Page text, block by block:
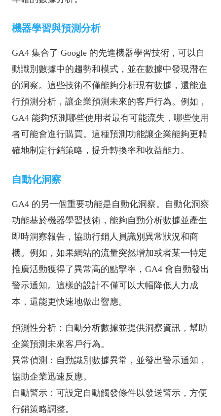
機器學習與預測分析
GA4 集合了 Google 的先進機器學習技術，可以自
動識別數據中的趨勢和模式，並在數據中發現潛在
的洞察。這些技術不僅能夠分析現有數據，還能進
行預測分析，讓企業預測未來的客戶行為。例如，
GA4 能夠預測哪些使用者最有可能流失，哪些使用
者可能會進行購買。這種預測功能讓企業能夠更精
確地制定行銷策略，提升轉換率和收益能力。
自動化洞察
GA4 的另一個重要功能是自動化洞察。自動化洞察
功能基於機器學習技術，能夠自動分析數據並產生
即時洞察報告，協助行銷人員識別異常狀況和商
機。例如，如果網站的流量突然增加或者某一特定
推廣活動獲得了異常高的點擊率，GA4 會自動發出
警示通知。這樣的設計不僅可以大幅降低人力成
本，還能更快速地做出響應。
預測性分析：自動分析數據並提供洞察資訊，幫助
企業預測未來客戶行為。
異常偵測：自動識別數據異常，並發出警示通知，
協助企業迅速反應。
自動警示：可設定自動觸發條件以發送警示，方便
行銷策略調整。